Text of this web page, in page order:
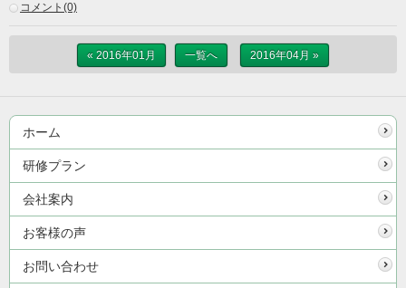
コメント(0)
« 2016年01月 一覧へ 2016年04月 »
ホーム
研修プラン
会社案内
お客様の声
お問い合わせ